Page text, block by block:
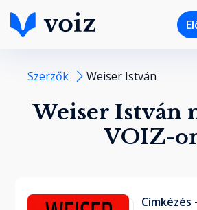
Szerzők Weiser István
Weiser István
VOIZ-
Címkézés - a